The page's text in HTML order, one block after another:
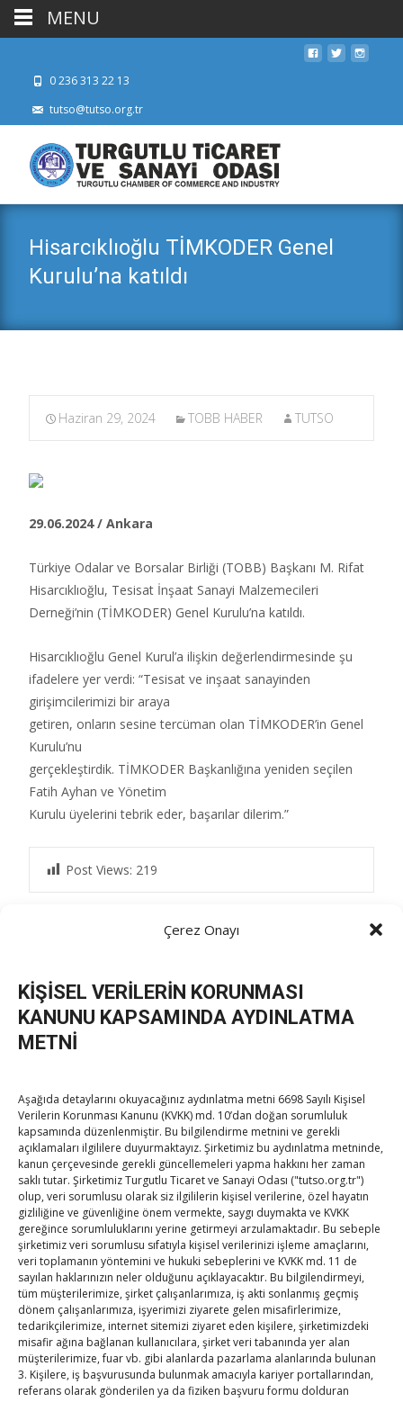
Çerez Onayı
KİŞİSEL VERİLERİN KORUNMASI
KANUNU KAPSAMINDA AYDINLATMA
METNİ
Aşağıda detaylarını okuyacağınız aydınlatma metni 6698 Sayılı Kişisel
Verilerin Korunması Kanunu (KVKK) md. 10’dan doğan sorumluluk
kapsamında düzenlenmiştir. Bu bilgilendirme metnini ve gerekli
açıklamaları ilgililere duyurmaktayız. Şirketimiz bu aydınlatma metninde,
kanun çerçevesinde gerekli güncellemeleri yapma hakkını her zaman
saklı tutar. Şirketimiz Turgutlu Ticaret ve Sanayi Odası ("tutso.org.tr")
olup, veri sorumlusu olarak siz ilgililerin kişisel verilerine, özel hayatın
gizliliğine ve güvenliğine önem vermekte, saygı duymakta ve KVKK
gereğince sorumluluklarını yerine getirmeyi arzulamaktadır. Bu sebeple
şirketimiz veri sorumlusu sıfatıyla kişisel verilerinizi işleme amaçlarını,
veri toplamanın yöntemini ve hukuki sebeplerini ve KVKK md. 11 de
sayılan haklarınızın neler olduğunu açıklayacaktır. Bu bilgilendirmeyi,
tüm müşterilerimize, şirket çalışanlarımıza, iş akti sonlanmış geçmiş
dönem çalışanlarımıza, işyerimizi ziyarete gelen misafirlerimize,
tedarikçilerimize, internet sitemizi ziyaret eden kişilere, şirketimizdeki
misafir ağına bağlanan kullanıcılara, şirket veri tabanında yer alan
müşterilerimize, fuar vb. gibi alanlarda pazarlama alanlarında bulunan
3. Kişilere, iş başvurusunda bulunmak amacıyla kariyer portallarından,
referans olarak gönderilen ya da fiziken başvuru formu dolduran
0 236 313 22 13
tutso@tutso.org.tr
Hisarcıklıoğlu TİMKODER Genel
Kurulu’na katıldı
Haziran 29, 2024 TOBB HABER TUTSO
29.06.2024 / Ankara
Türkiye Odalar ve Borsalar Birliği (TOBB) Başkanı M. Rifat
Hisarcıklıoğlu, Tesisat İnşaat Sanayi Malzemecileri
Derneği’nin (TİMKODER) Genel Kurulu’na katıldı.​
Hisarcıklıoğlu Genel Kurul’a ilişkin değerlendirmesinde şu
ifadelere yer verdi: “Tesisat ve inşaat sanayinden
girişimcilerimizi bir araya
getiren, onların sesine tercüman olan TİMKODER’in Genel
Kurulu’nu
gerçekleştirdik. TİMKODER Başkanlığına yeniden seçilen
Fatih Ayhan ve Yönetim
Kurulu üyelerini tebrik eder, başarılar dilerim.”
Post Views: 219
Post
navigation
yatırım ortamımıza pozitif yansıyacaktır”
“Kayıt dışılığın azaltılması ve adaletli bir vergi sistemi
hepimizin ortak hedefi”→
TOBB Son Yazılar
Kahramanmaraş Ticaret ve Sanayi Odası’nın yeni
binası hizmete açıldı
ByTUTSOon Ağu 5, 2026
Diren ailesine taziye ziyareti
ByTUTSOon Ağu 4, 2026
MENU